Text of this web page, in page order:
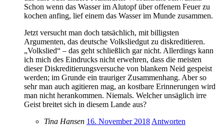
Schon wenn das Wasser im Alutopf über offenem Feuer zu
kochen anfing, lief einem das Wasser im Munde zusammen.
Jetzt versucht man doch tatsächlich, mit billigsten
Argumenten, das deutsche Volksliedgut zu diskreditieren.
„Volkslied“ – das geht schließlich gar nicht. Allerdings kann
ich mich des Eindrucks nicht erwehren, dass die meisten
dieser Diskreditierungsversuche von blankem Neid gespeist
werden; im Grunde ein trauriger Zusammenhang. Aber so
sehr man auch agitieren mag, an kostbare Erinnerungen wird
man nicht herankommen. Niemals. Welcher unsäglich irre
Geist breitet sich in diesem Lande aus?
Tina Hansen 16. November 2018 Antworten